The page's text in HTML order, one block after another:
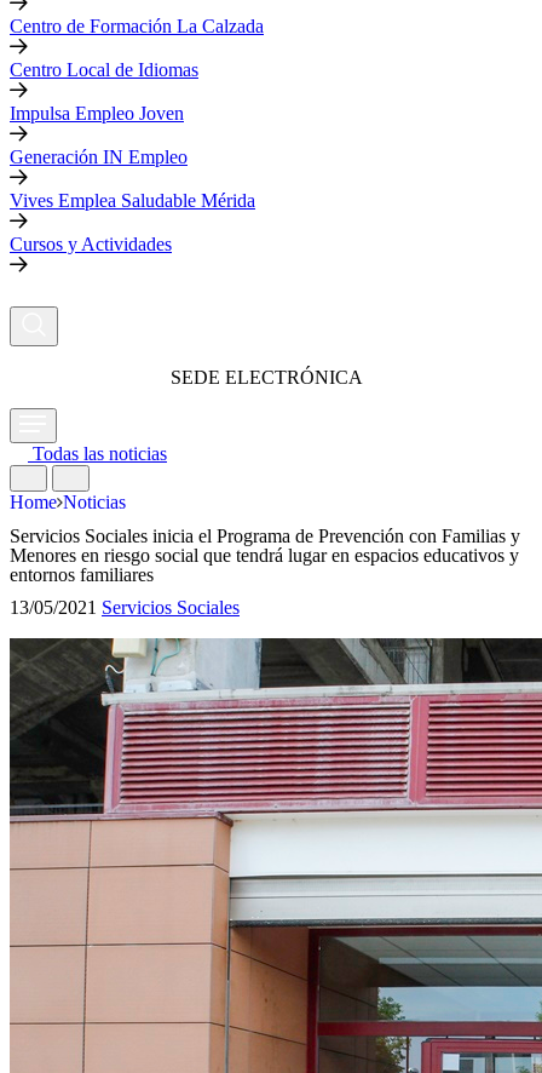
Centro de Formación La Calzada
Centro Local de Idiomas
Impulsa Empleo Joven
Generación IN Empleo
Vives Emplea Saludable Mérida
Cursos y Actividades
SEDE ELECTRÓNICA
Todas las noticias
Home Noticias
Servicios Sociales inicia el Programa de Prevención con Familias y
Menores en riesgo social que tendrá lugar en espacios educativos y
entornos familiares
13/05/2021 Servicios Sociales